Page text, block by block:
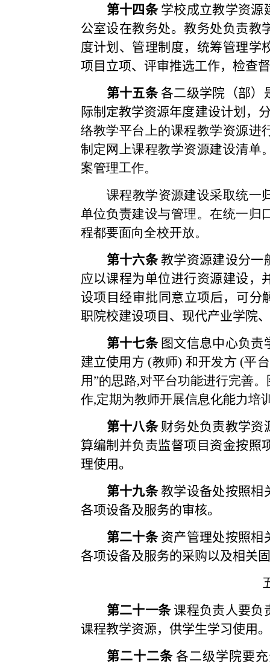
第十四条学校成立教学资源
公室设在教务处。教务处负责教
度计划、管理制度，统筹管理学
项目立项、评审推选工作，检查
第十五条各二级学院（部）
际制定教学资源年度建设计划，
络教学平台上的课程教学资源进
制定网上课程教学资源建设清单
案管理工作。
课程教学资源建设采取统一
单位负责建设与管理。在统一归
程都要面向全校开放。
第十六条教学资源建设分一
应以课程为单位进行资源建设，
设项目经审批同意立项后，可分
职院校建设项目、现代产业学院
第十七条图文信息中心负责
建立使用方 (教师) 和开发方 (平
用”的思路,对平台功能进行完善
作,定期为教师开展信息化能力培
第十八条财务处负责教学资
算编制并负责监督项目资金按照
理使用。
第十九条教学设备处按照相
各项设备及服务的审核。
第二十条 资产管理处按照相
各项设备及服务的采购以及相关
第二十一条课程负责人要负
课程教学资源，供学生学习使用。
第二十二条各二级学院要